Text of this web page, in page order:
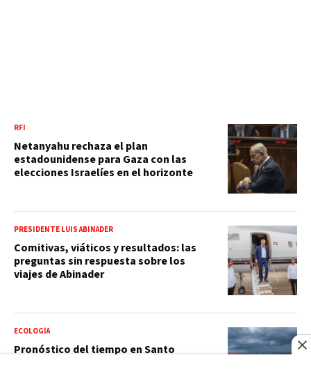
RFI
Netanyahu rechaza el plan
estadounidense para Gaza con las
elecciones Israelíes en el horizonte
PRESIDENTE LUIS ABINADER
Comitivas, viáticos y resultados: las
preguntas sin respuesta sobre los
viajes de Abinader
ECOLOGÍA
Pronóstico del tiempo en Santo